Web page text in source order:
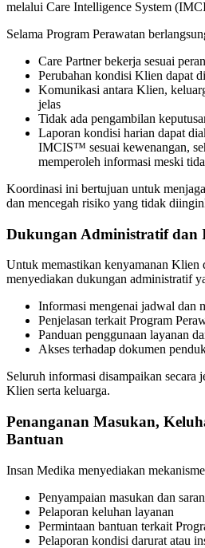
melalui Care Intelligence System
Selama Program Perawatan
Care Partner bekerja sesuai
Perubahan kondisi Klien dapat
Komunikasi antara Klien,
jelas
Tidak ada pengambilan
Laporan kondisi harian dapat
IMCIS™ sesuai kewenangan,
memperoleh informasi meski
Koordinasi ini bertujuan untuk
dan mencegah risiko yang tidak
Dukungan Administratif dan
Untuk memastikan kenyamanan Klien
menyediakan dukungan administratif
Informasi mengenai jadwal dan
Penjelasan terkait Program
Panduan penggunaan layanan
Akses terhadap dokumen
Seluruh informasi disampaikan secara
Klien serta keluarga.
Penanganan Masukan,
Bantuan
Insan Medika menyediakan
Penyampaian masukan dan saran
Pelaporan keluhan layanan
Permintaan bantuan terkait
Pelaporan kondisi darurat atau